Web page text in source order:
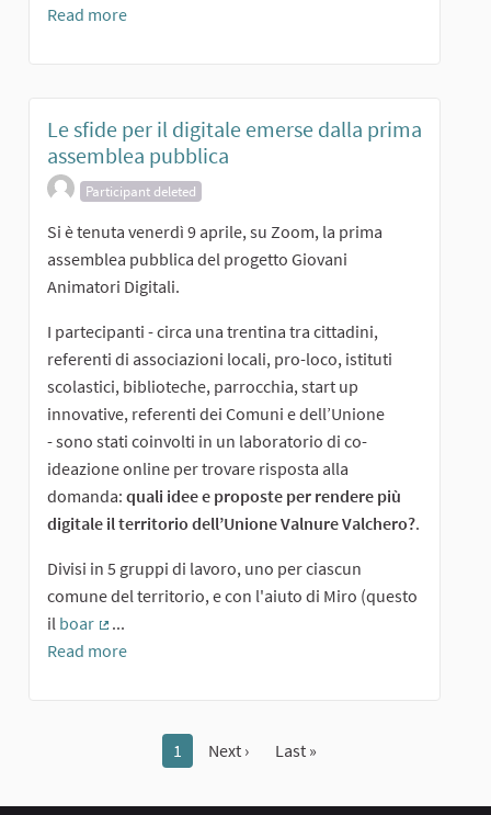
Read more
Le sfide per il digitale emerse dalla prima
assemblea pubblica
Participant deleted
Si è tenuta venerdì 9 aprile, su Zoom, la prima
assemblea pubblica del progetto Giovani
Animatori Digitali.
I partecipanti - circa una trentina tra cittadini,
referenti di associazioni locali, pro-loco, istituti
scolastici, biblioteche, parrocchia, start up
innovative, referenti dei Comuni e dell’Unione
- sono stati coinvolti in un laboratorio di co-
ideazione online per trovare risposta alla
domanda: quali idee e proposte per rendere più
digitale il territorio dell’Unione Valnure Valchero?.
Divisi in 5 gruppi di lavoro, uno per ciascun
comune del territorio, e con l'aiuto di Miro (questo
il boar
...
Read more
1 Next › Last »